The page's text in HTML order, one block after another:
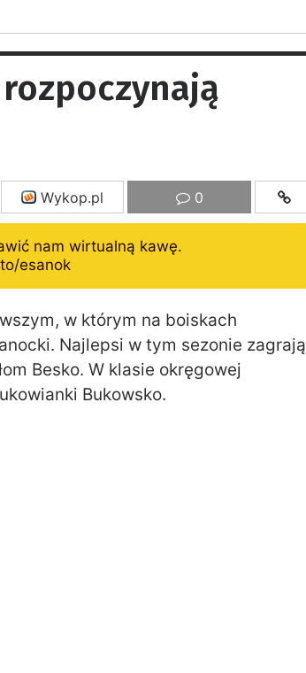
Wykop.pl 0
nam wirtualną kawę.
esanok
w którym na boiskach
Najlepsi w tym sezonie zagrają
Besko. W klasie okręgowej
Bukowsko.